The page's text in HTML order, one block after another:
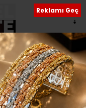
Reklamı Geç